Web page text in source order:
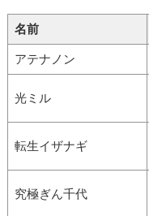
名前
アテナノン
光ミル
転生イザナギ
究極ぎん千代